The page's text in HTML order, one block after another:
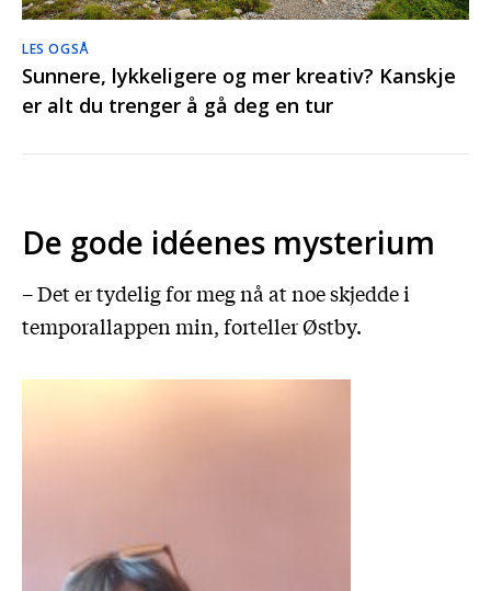
LES OGSÅ
Sunnere, lykkeligere og mer kreativ? Kanskje
er alt du trenger å gå deg en tur
De gode idéenes mysterium
– Det er tydelig for meg nå at noe skjedde i
temporallappen min, forteller Østby.